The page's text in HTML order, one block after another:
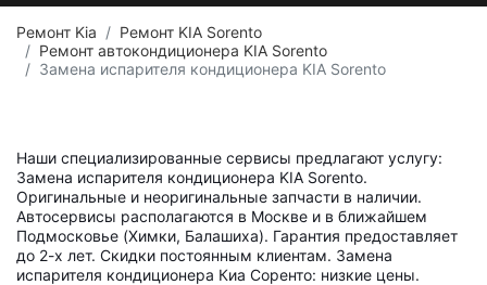
Ремонт Kia
Ремонт KIA Sorento
Ремонт автокондиционера KIA Sorento
Замена испарителя кондиционера KIA Sorento
Наши специализированные сервисы предлагают услугу:
Замена испарителя кондиционера KIA Sorento.
Оригинальные и неоригинальные запчасти в наличии.
Автосервисы располагаются в Москве и в ближайшем
Подмосковье (Химки, Балашиха). Гарантия предоставляет
до 2-х лет. Скидки постоянным клиентам. Замена
испарителя кондиционера Киа Соренто: низкие цены.